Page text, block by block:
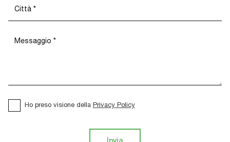
Ho preso visione della Privacy Policy